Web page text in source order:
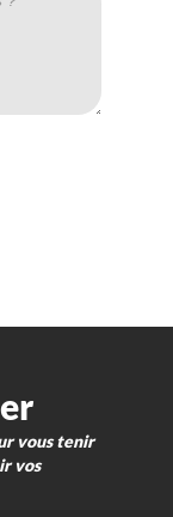
vous tenir
vos